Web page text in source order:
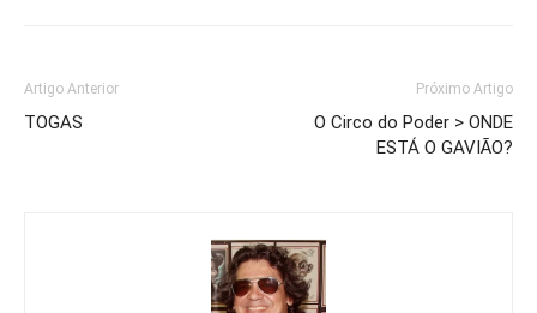
Artigo Anterior
TOGAS
Próximo Artigo
O Circo do Poder > ONDE
ESTÁ O GAVIÃO?